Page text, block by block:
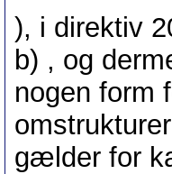
), i direktiv
b) , og
nogen form
gælder for